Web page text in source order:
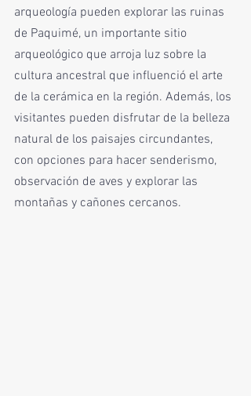
arqueología pueden explorar las ruinas
de Paquimé, un importante sitio
arqueológico que arroja luz sobre la
cultura ancestral que influenció el arte
de la cerámica en la región. Además, los
visitantes pueden disfrutar de la belleza
natural de los paisajes circundantes,
con opciones para hacer senderismo,
observación de aves y explorar las
montañas y cañones cercanos.